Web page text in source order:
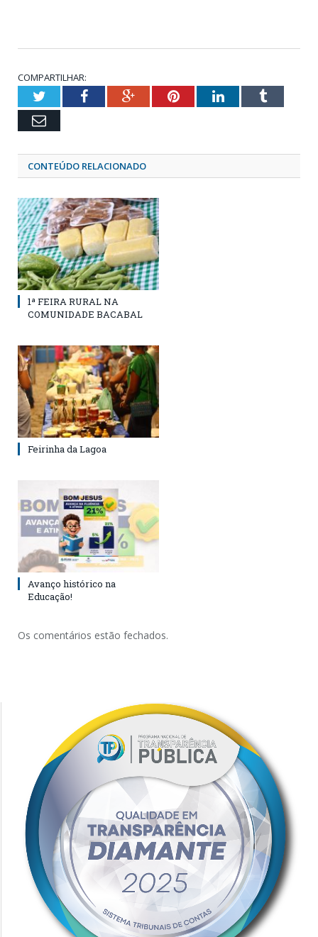
COMPARTILHAR:
TwitterFacebookGoogle+PinterestLinkedInTumblr
Email
CONTEÚDO RELACIONADO
1ª FEIRA RURAL NA
COMUNIDADE BACABAL
Feirinha da Lagoa
Avanço histórico na
Educação!
Os comentários estão fechados.